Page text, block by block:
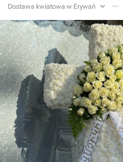
Dostawa kwiatowa w Erywań